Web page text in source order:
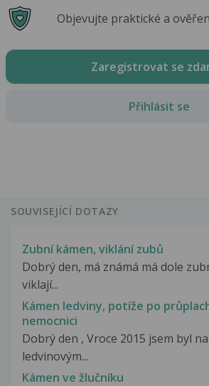
Objevujte praktické a
Zaregistrovat se
Přihlásit se
SOUVISEJÍCÍ DOTAZY
Zubní kámen, viklání zubů
Dobrý den, má známá má dole
viklají...
Kámen ledviny, potíže po
nemocnici
Dobrý den , Vroce 2015 jsem byl
ledvinovým...
Kámen ve žlučníku